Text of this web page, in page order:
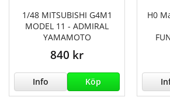
1/48 MITSUBISHI G4M1
MODEL 11 - ADMIRAL
YAMAMOTO
840 kr
Info Köp
H0